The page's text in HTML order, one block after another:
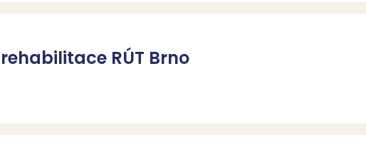
RÚT Brno